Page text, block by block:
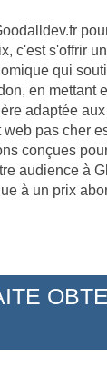
c'est s'offrir
qui
en mettant
adaptée
pas cher
conçues
audience à
à un prix